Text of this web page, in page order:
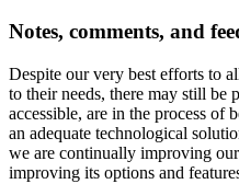
Notes, comments, and
Despite our very best efforts to
to their needs, there may still be
accessible, are in the process of
an adequate technological
we are continually improving
improving its options and